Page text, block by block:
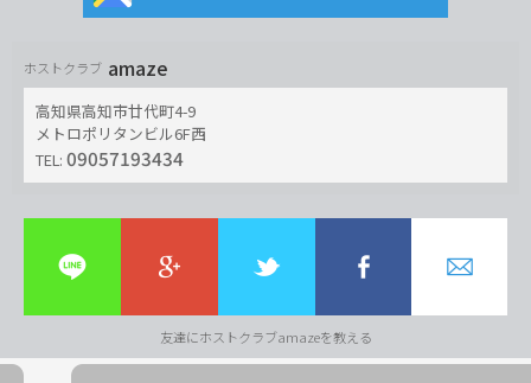
ホストクラブ amaze
高知県高知市廿代町4-9
メトロポリタンビル6F西
TEL: 09057193434
友達にホストクラブamazeを教える